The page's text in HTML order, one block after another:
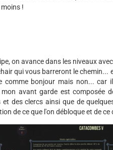
moins !
on avance dans les niveaux
qui vous barreront le
comme bonjour mais non...
avant garde est composée
et des clercs ainsi que de
de ce que l'on débloque et de